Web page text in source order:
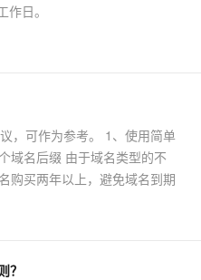
日。
，可作为参考。 1、使用简单
域名后缀 由于域名类型的不
购买两年以上，避免域名到期
？